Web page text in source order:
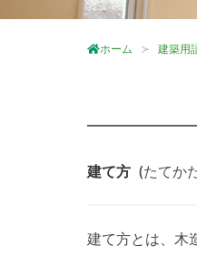
ホーム 建築用
建て方 (たてか
建て方とは、木